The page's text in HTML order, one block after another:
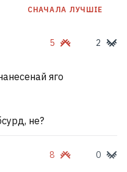
СНАЧАЛА ЛУЧШІЕ
5 2
яго
не?
8 0